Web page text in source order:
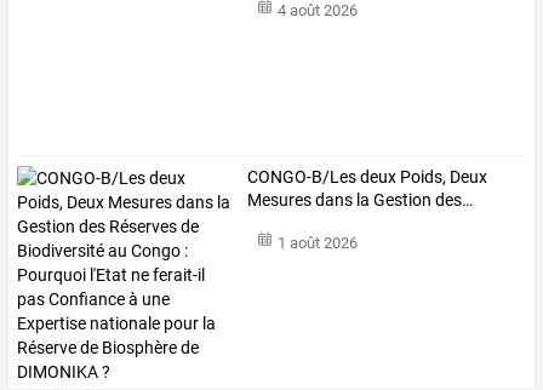
4 août 2026
CONGO-B/Lesdeux Poids, Deux
Mesuresdans la Gestion des…
1 août 2026